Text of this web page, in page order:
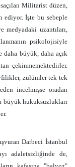
Militarist düzen,
ediyor. İşte bu sebeple
medyadaki uzantıları,
psikolojisiyle
daha büyük, daha açık
çekinmemektedirler.
zulümler tek tek
incelmişse oradan
büyük hukuksuzlukları
Darbeci İstanbul
adaletsizliğinde de,